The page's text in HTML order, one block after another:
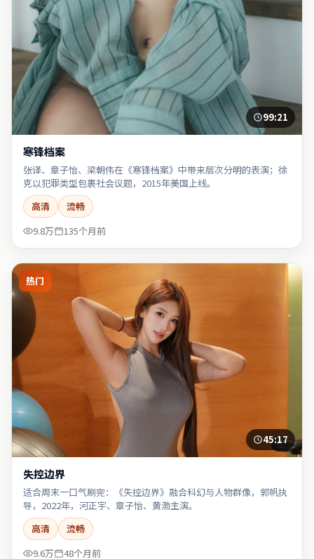
99:21
寒锋档案
张译、章子怡、梁朝伟在《寒锋档案》中带来层次分明的表演；徐
克以犯罪类型包裹社会议题，2015年美国上线。
高清
流畅
9.8万
135个月前
热门
45:17
失控边界
适合周末一口气刷完：《失控边界》融合科幻与人物群像，郭帆执
导，2022年，河正宇、章子怡、黄渤主演。
高清
流畅
9.6万
48个月前